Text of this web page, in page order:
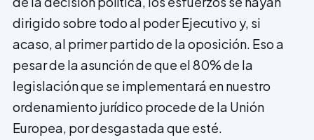
dirigido sobre todo al poder Ejecutivo y, si
acaso, al primer partido de la oposición. Eso a
pesar de la asunción de que el 80% de la
legislación que se implementará en nuestro
ordenamiento jurídico procede de la Unión
Europea, por desgastada que esté.